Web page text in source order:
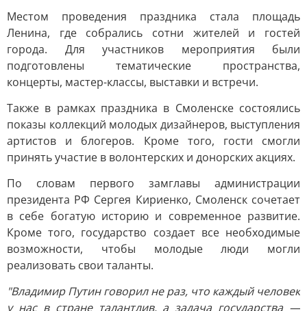
Местом проведения праздника стала площадь
Ленина, где собрались сотни жителей и гостей
города. Для участников мероприятия были
подготовлены тематические пространства,
концерты, мастер-классы, выставки и встречи.
Также в рамках праздника в Смоленске состоялись
показы коллекций молодых дизайнеров, выступления
артистов и блогеров. Кроме того, гости смогли
принять участие в волонтерских и донорских акциях.
По словам первого замглавы администрации
президента РФ Сергея Кириенко, Смоленск сочетает
в себе богатую историю и современное развитие.
Кроме того, государство создает все необходимые
возможности, чтобы молодые люди могли
реализовать свои таланты.
"Владимир Путин говорил не раз, что каждый человек
у нас в стране талантлив, а задача государства —